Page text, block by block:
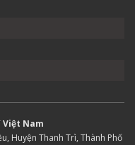
Việt Nam
Huyện Thanh Trì, Thành Phố